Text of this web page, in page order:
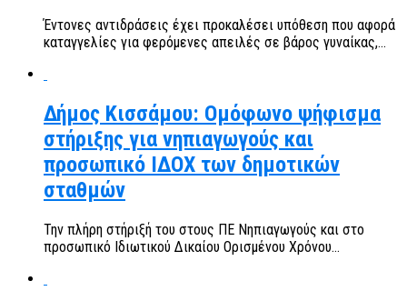
Έντονες αντιδράσεις έχει προκαλέσει υπόθεση που αφορά
καταγγελίες για φερόμενες απειλές σε βάρος γυναίκας,...
Δήμος Κισσάμου: Ομόφωνο ψήφισμα
στήριξης για νηπιαγωγούς και
προσωπικό ΙΔΟΧ των δημοτικών
σταθμών
Την πλήρη στήριξή του στους ΠΕ Νηπιαγωγούς και στο
προσωπικό Ιδιωτικού Δικαίου Ορισμένου Χρόνου...